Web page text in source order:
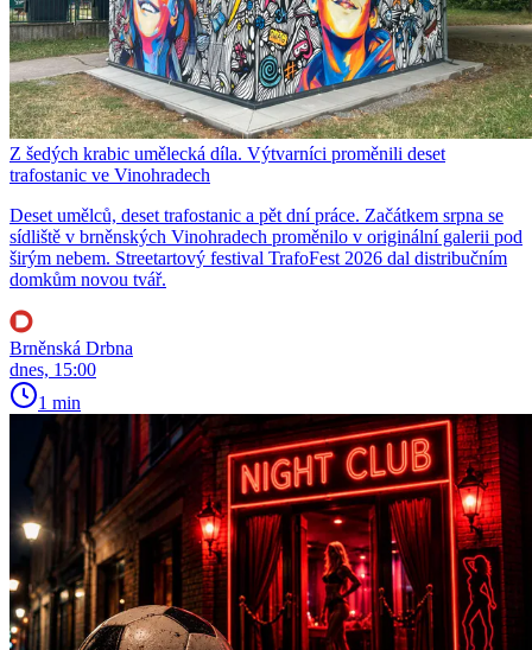
Z šedých krabic umělecká díla. Výtvarníci proměnili deset
trafostanic ve Vinohradech
Deset umělců, deset trafostanic a pět dní práce. Začátkem srpna se
sídliště v brněnských Vinohradech proměnilo v originální galerii pod
širým nebem. Streetartový festival TrafoFest 2026 dal distribučním
domkům novou tvář.
Brněnská Drbna
dnes, 15:00
1 min